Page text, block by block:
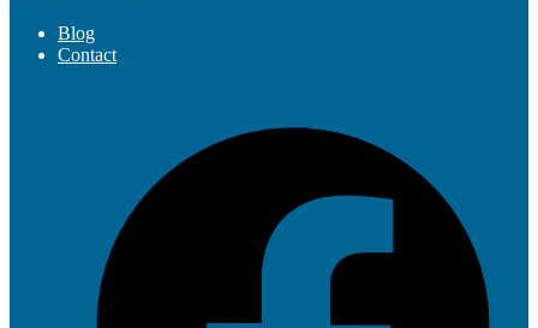
Blog
Contact